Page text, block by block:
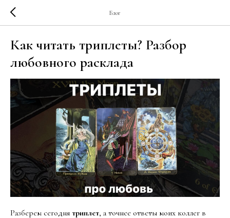
Блог
Как читать триплеты? Разбор
любовного расклада
Разберем сегодня триплет, а точнее ответы моих коллег в